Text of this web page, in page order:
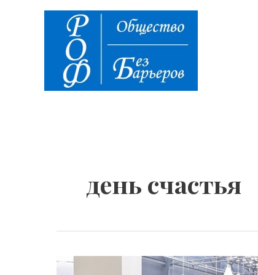
содержимому
день счастья